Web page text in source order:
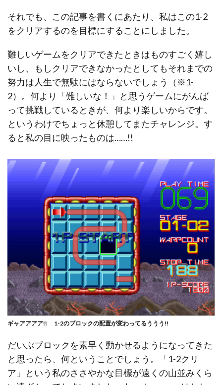
それでも、この記事を書くにあたり、私はこの1-2
をクリアするのを目標にすることにしました。
難しいゲームをクリアできたときはものすごく嬉し
いし、もしクリアできなかったとしてもそれまでの
努力は人生で無駄にはならないでしょう（※1-
2）。何より「難しいな！」と思うゲームにがんば
って挑戦しているときが、何より楽しいからです。
というわけでちょっと休憩してまたチャレンジ。す
ると私の目に映ったものは……!!
ギャアアアア!! 1-2のブロックの配置が変わってるううう!!
だいぶブロックを素早く動かせるようになってきた
と思ったら、何ということでしょう。「1-2クリ
ア」という私のささやかな目標が遠くの山並みくら